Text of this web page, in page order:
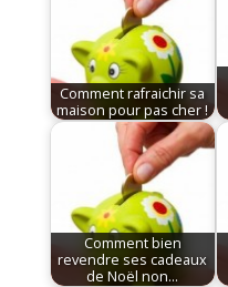
Comment rafraichir sa
maison pour pas cher !
Comment bien
revendre ses cadeaux
de Noël non…